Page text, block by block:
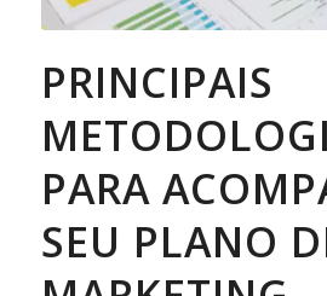
PRINCIPAIS
PARA
SEU PLANO